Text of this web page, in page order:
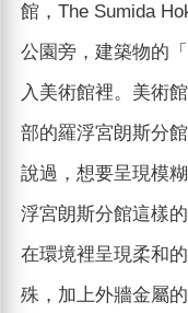
館，The Sumida
公園旁，建築物的
入美術館裡。美術
部的羅浮宮朗斯分
說過，想要呈現模
浮宮朗斯分館這樣
在環境裡呈現柔和
殊，加上外牆金屬